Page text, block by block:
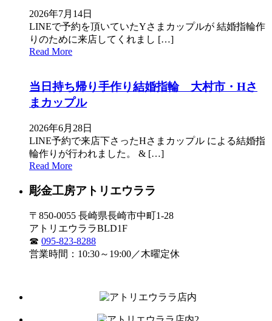
2026年7月14日
LINEで予約を頂いていたYさまカップルが 結婚指輪作
りのために来店してくれまし […]
Read More
当日持ち帰り手作り結婚指輪 大村市・Hさ
まカップル
2026年6月28日
LINE予約で来店下さったHさまカップル による結婚指
輪作りが行われました。 & […]
Read More
彫金工房アトリエウララ
〒850-0055 長崎県長崎市中町1-28
アトリエウララBLD1F
☎ 095-823-8288
営業時間：10:30～19:00／木曜定休